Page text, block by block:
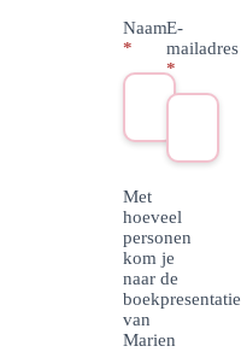
Aanmelden
boekpresentatie
Marien
Bakker
Naam
*
E-
mailadres
*
Met
hoeveel
personen
kom je
naar de
boekpresentatie
van
Marien